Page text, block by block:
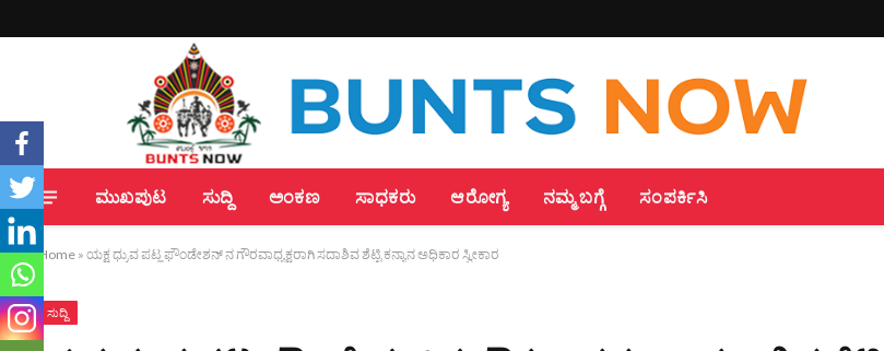
ಮುಖಪುಟ ಸುದ್ದಿ ಅಂಕಣ ಸಾಧಕರು ಆರೋಗ್ಯ ನಮ್ಮ ಬಗ್ಗೆ ಸಂಪರ್ಕಿಸಿ
Home » ಯಕ್ಷ ಧ್ರುವ ಪಟ್ಲ ಫೌಂಡೇಶನ್ ನ ಗೌರವಾಧ್ಯಕ್ಷರಾಗಿ ಸದಾಶಿವ ಶೆಟ್ಟಿ ಕನ್ಯಾನ ಅಧಿಕಾರ ಸ್ವೀಕಾರ
ಸುದ್ದಿ